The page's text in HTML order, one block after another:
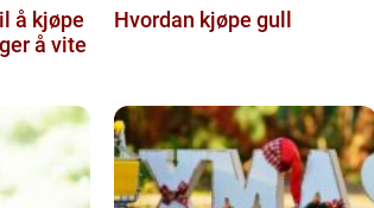
å kjøpe
å vite
Hvordan kjøpe gull